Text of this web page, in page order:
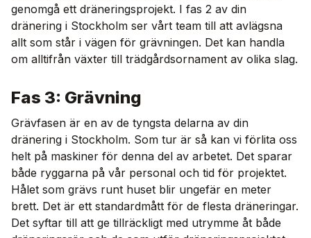
genomgå ett dräneringsprojekt. I fas 2 av din
dränering i Stockholm ser vårt team till att avlägsna
allt som står i vägen för grävningen. Det kan handla
om alltifrån växter till trädgårdsornament av olika slag.
Fas 3: Grävning
Grävfasen är en av de tyngsta delarna av din
dränering i Stockholm. Som tur är så kan vi förlita oss
helt på maskiner för denna del av arbetet. Det sparar
både ryggarna på vår personal och tid för projektet.
Hålet som grävs runt huset blir ungefär en meter
brett. Det är ett standardmått för de flesta dräneringar.
Det syftar till att ge tillräckligt med utrymme åt både